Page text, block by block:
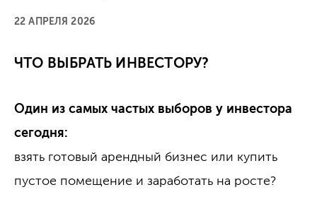
22 АПРЕЛЯ 2026
ЧТО ВЫБРАТЬ ИНВЕСТОРУ?
Один из самых частых выборов у инвестора
сегодня:
взять готовый арендный бизнес или купить
пустое помещение и заработать на росте?